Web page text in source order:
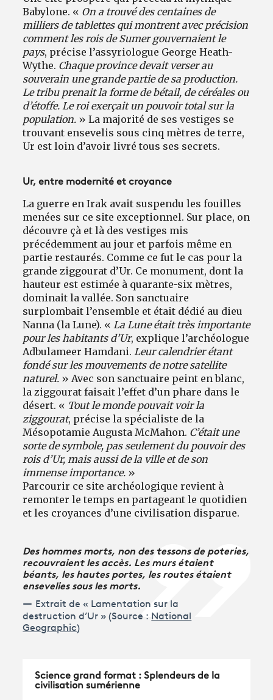
Babylone. « On a trouvé des centaines de
milliers de tablettes qui montrent avec précision
comment les rois de Sumer gouvernaient le
pays, précise l’assyriologue George Heath-
Wythe. Chaque province devait verser au
souverain une grande partie de sa production.
Le tribu prenait la forme de bétail, de céréales ou
d’étoffe. Le roi exerçait un pouvoir total sur la
population. » La majorité de ses vestiges se
trouvant ensevelis sous cinq mètres de terre,
Ur est loin d’avoir livré tous ses secrets.
Ur, entre modernité et croyance
La guerre en Irak avait suspendu les fouilles
menées sur ce site exceptionnel. Sur place, on
découvre çà et là des vestiges mis
précédemment au jour et parfois même en
partie restaurés. Comme ce fut le cas pour la
grande ziggourat d’Ur. Ce monument, dont la
hauteur est estimée à quarante-six mètres,
dominait la vallée. Son sanctuaire
surplombait l’ensemble et était dédié au dieu
Nanna (la Lune). « La Lune était très importante
pour les habitants d’Ur, explique l’archéologue
Adbulameer Hamdani. Leur calendrier étant
fondé sur les mouvements de notre satellite
naturel. » Avec son sanctuaire peint en blanc,
la ziggourat faisait l’effet d’un phare dans le
désert. « Tout le monde pouvait voir la
ziggourat, précise la spécialiste de la
Mésopotamie Augusta McMahon. C’était une
sorte de symbole, pas seulement du pouvoir des
rois d’Ur, mais aussi de la ville et de son
immense importance. »
Parcourir ce site archéologique revient à
remonter le temps en partageant le quotidien
et les croyances d’une civilisation disparue.
Des hommes morts, non des tessons de poteries,
recouvraient les accès. Les murs étaient
béants, les hautes portes, les routes étaient
ensevelies sous les morts.
Extrait de « Lamentation sur la
destruction d’Ur » (Source : National
Geographic)
Science grand format : Splendeurs de la
civilisation sumérienne